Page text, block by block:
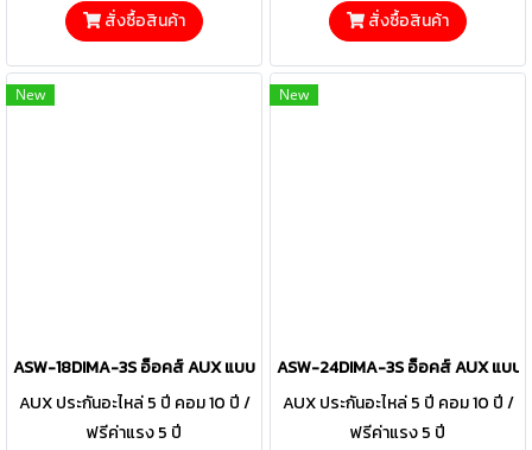
สั่งซื้อสินค้า สั่งซื้อสินค้า
New
ASW-18DIMA-3S อ็อคส์ AUX แบบติดผนัง รุ่น MF Series Inverter R-32 ข
AUX ประกันอะไหล่ 5 ปี คอม 10 ปี /
ฟรีค่าแรง 5 ปี
New
ASW-24DIMA-3S อ็อคส์ AUX แบบ
AUX ประกันอะไหล่ 5 ปี คอม 10 ปี /
ฟรีค่าแรง 5 ปี